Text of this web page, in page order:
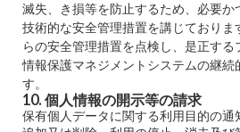
滅失、き損等を防止するため、必要か
技術的な安全管理措置を講じておりま
らの安全管理措置を点検し、是正する
情報保護マネジメントシステムの継続
す。
10. 個人情報の開示等の請求
保有個人データに関する利用目的の通